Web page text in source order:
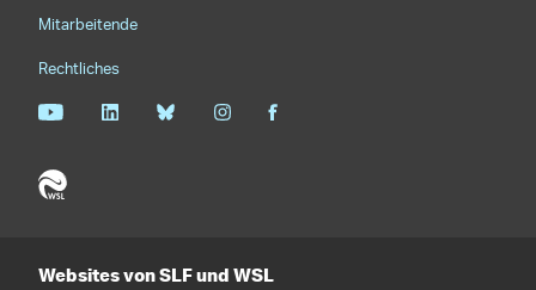
Mitarbeitende
Rechtliches
Websites von SLF und WSL